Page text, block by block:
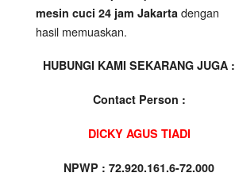
mesin cuci 24 jam Jakarta dengan
hasil memuaskan.
HUBUNGI KAMI SEKARANG JUGA :
Contact Person :
DICKY AGUS TIADI
NPWP : 72.920.161.6-72.000